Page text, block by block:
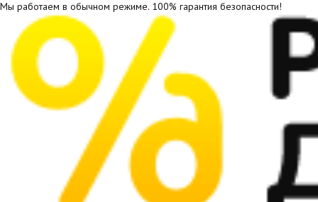
Мы работаем в обычном режиме. 100% гарантия безопасности!